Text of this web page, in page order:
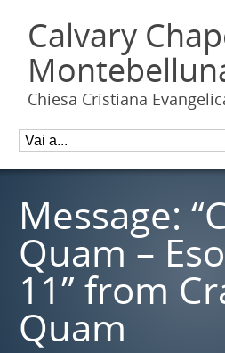
Calvary
Chiesa Cristiana
Message:
Quam –
11” from
Quam